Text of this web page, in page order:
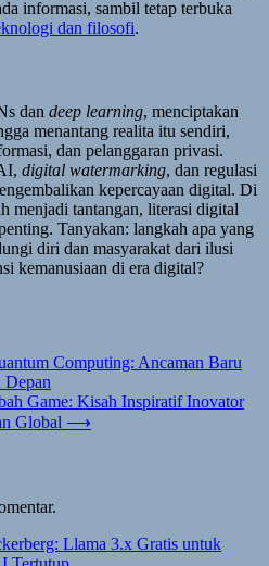
informasi, sambil tetap terbuka
dan filosofi.
dan deep learning, menciptakan
menantang realita itu sendiri,
dan pelanggaran privasi.
digital watermarking, dan regulasi
kepercayaan digital. Di
menjadi tantangan, literasi digital
Tanyakan: langkah apa yang
diri dan masyarakat dari ilusi
kemanusiaan di era digital?
Computing: Ancaman Baru
Depan
Game: Kisah Inspiratif Inovator
Global ⟶